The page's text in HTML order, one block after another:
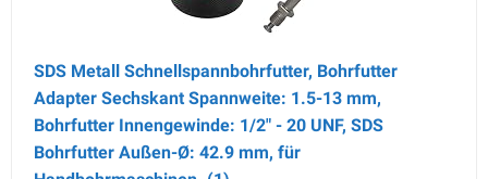
SDS Metall Schnellspannbohrfutter, Bohrfutter
Adapter Sechskant Spannweite: 1.5-13 mm,
Bohrfutter Innengewinde: 1/2" - 20 UNF, SDS
Bohrfutter Außen-Ø: 42.9 mm, für